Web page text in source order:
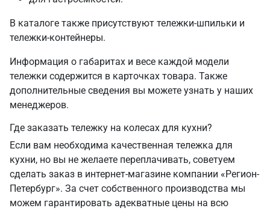
В каталоге также присутствуют тележки-шпильки и
тележки-контейнеры.
Информация о габаритах и весе каждой модели
тележки содержится в карточках товара. Также
дополнительные сведения вы можете узнать у наших
менеджеров.
Где заказать тележку на колесах для кухни?
Если вам необходима качественная тележка для
кухни, но вы не желаете переплачивать, советуем
сделать заказ в интернет-магазине компании «Регион-
Петербург». За счет собственного производства мы
можем гарантировать адекватные цены на всю